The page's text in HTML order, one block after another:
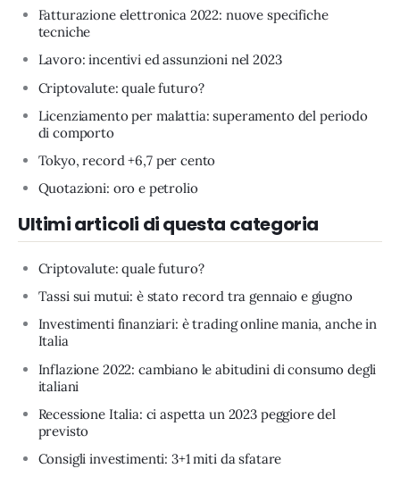
Fatturazione elettronica 2022: nuove specifiche
tecniche
Lavoro: incentivi ed assunzioni nel 2023
Criptovalute: quale futuro?
Licenziamento per malattia: superamento del periodo
di comporto
Tokyo, record +6,7 per cento
Quotazioni: oro e petrolio
Ultimi articoli di questa categoria
Criptovalute: quale futuro?
Tassi sui mutui: è stato record tra gennaio e giugno
Investimenti finanziari: è trading online mania, anche in
Italia
Inflazione 2022: cambiano le abitudini di consumo degli
italiani
Recessione Italia: ci aspetta un 2023 peggiore del
previsto
Consigli investimenti: 3+1 miti da sfatare